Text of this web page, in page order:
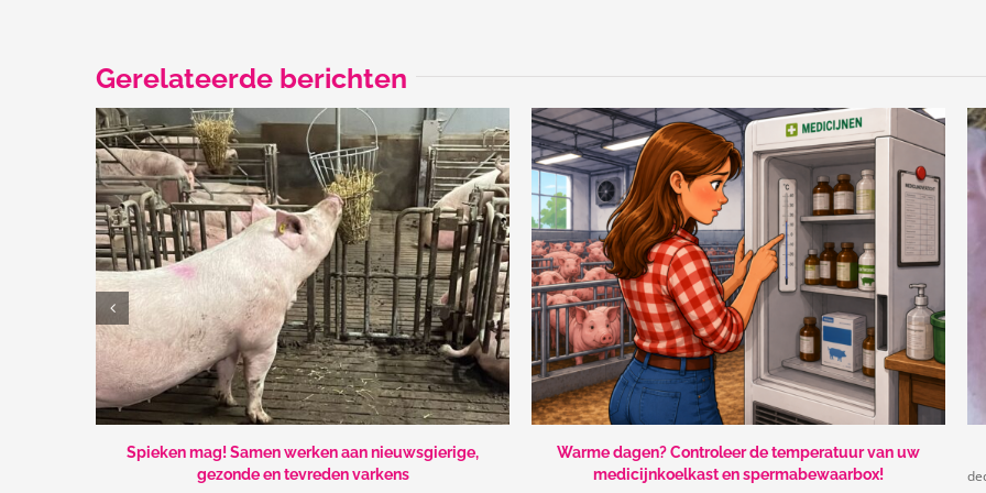
Gerelateerde berichten
Spieken mag! Samen werken aan nieuwsgierige,
gezonde en tevreden varkens
Warme dagen? Controleer de temperatuur van uw
medicijnkoelkast en spermabewaarbox!